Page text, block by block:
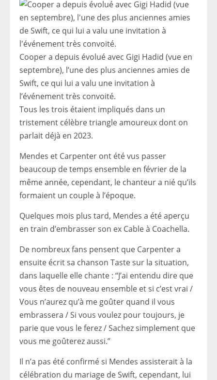
Cooper a depuis évolué avec Gigi Hadid (vue en
septembre), l’une des plus anciennes amies de
Swift, ce qui lui a valu une invitation à
l’événement très convoité.
Tous les trois étaient impliqués dans un
tristement célèbre triangle amoureux dont on
parlait déjà en 2023.
Mendes et Carpenter ont été vus passer
beaucoup de temps ensemble en février de la
même année, cependant, le chanteur a nié qu’ils
formaient un couple à l’époque.
Quelques mois plus tard, Mendes a été aperçu
en train d’embrasser son ex Cable à Coachella.
De nombreux fans pensent que Carpenter a
ensuite écrit sa chanson Taste sur la situation,
dans laquelle elle chante : “J’ai entendu dire que
vous êtes de nouveau ensemble et si c’est vrai /
Vous n’aurez qu’à me goûter quand il vous
embrassera / Si vous voulez pour toujours, je
parie que vous le ferez / Sachez simplement que
vous me goûterez aussi.”
Il n’a pas été confirmé si Mendes assisterait à la
célébration du mariage de Swift, cependant, lui